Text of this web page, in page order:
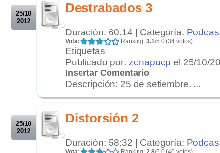
25/10
2012
Destrabados 3
Duración: 60:14 | Categoría:
Vota: Ranking: 3.1/5.0 (34 votos)
Etiquetas
Publicado por: zonapucp el 25/10/
Insertar Comentario
Descripción: 25 de setiembre. ...
25/10
2012
Distorsión 2
Duración: 58:32 | Categoría:
Vota: Ranking: 2.8/5.0 (40 votos)